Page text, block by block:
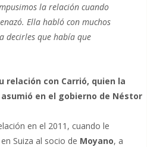
la relación cuando
Ella habló con muchos
decirles que había que
relación con Carrió, quien la
en el gobierno de Néstor
en el 2011, cuando le
Suiza al socio de Moyano, a